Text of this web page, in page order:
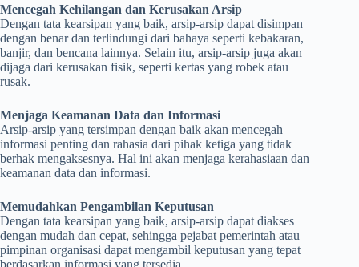
Mencegah Kehilangan dan Kerusakan Arsip
Dengan tata kearsipan yang baik, arsip-arsip dapat disimpan
dengan benar dan terlindungi dari bahaya seperti kebakaran,
banjir, dan bencana lainnya. Selain itu, arsip-arsip juga akan
dijaga dari kerusakan fisik, seperti kertas yang robek atau
rusak.
Menjaga Keamanan Data dan Informasi
Arsip-arsip yang tersimpan dengan baik akan mencegah
informasi penting dan rahasia dari pihak ketiga yang tidak
berhak mengaksesnya. Hal ini akan menjaga kerahasiaan dan
keamanan data dan informasi.
Memudahkan Pengambilan Keputusan
Dengan tata kearsipan yang baik, arsip-arsip dapat diakses
dengan mudah dan cepat, sehingga pejabat pemerintah atau
pimpinan organisasi dapat mengambil keputusan yang tepat
berdasarkan informasi yang tersedia.